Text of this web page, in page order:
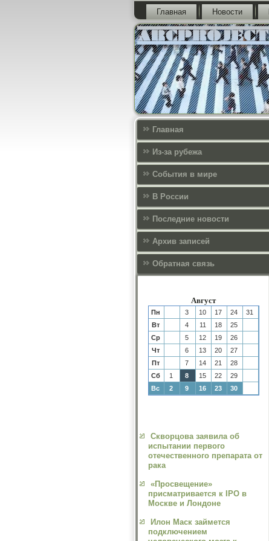
Главная Новости
Главная
Из-за рубежа
События в мире
В России
Последние новости
Архив записей
Обратная связь
Август
Пн 3 10 17 24
31
Вт
4 11 18
25
Ср
5 12 19
26
Чт
6 13 20
27
Пт
7 14 21
28
Сб
1 8 15 22
29
Вс
2 9 16 23 30
Скворцова заявила об
испытании первого
отечественного препарата от
рака
«Просвещение»
присматривается к IPO в
Москве и Лондоне
Илон Маск займется
подключением